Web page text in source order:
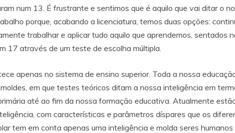
num 13. É frustrante e sentimos que é aquilo que vai ditar o
porque, acabando a licenciatura, temos duas opções:
trabalhar e aplicar tudo aquilo que aprendemos, sentados
17 através de um teste de escolha múltipla.
apenas no sistema de ensino superior. Toda a nossa
em que testes teóricos ditam a nossa inteligência em
até ao fim da nossa formação educativa. Atualmente
com características e parâmetros díspares que os
tem em conta apenas uma inteligência e molda seres humanos